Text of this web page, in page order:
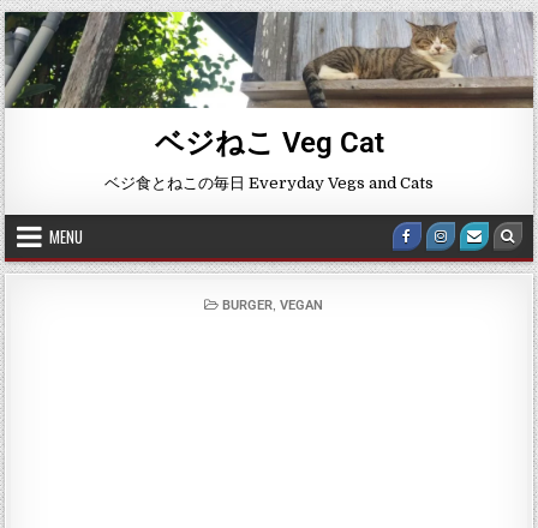
ベジねこ Veg Cat
ベジ食とねこの毎日 Everyday Vegs and Cats
MENU
BURGER, VEGAN